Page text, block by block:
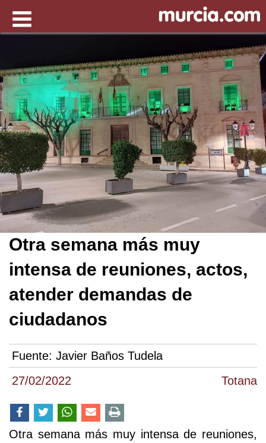
27/02/2022 Totana
Otra semana más muy
intensa de reuniones, actos,
atender demandas de
ciudadanos
Fuente: Javier Baños Tudela
Otra semana más muy intensa de reuniones,